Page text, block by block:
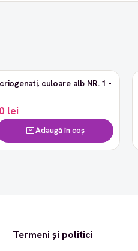
culoare alb NR. 1 -
lei
Adaugă în coș
Termeni și politici